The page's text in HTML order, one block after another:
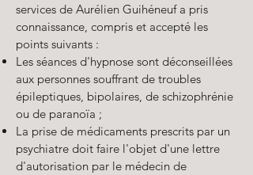
services de Aurélien Guihéneuf a pris
connaissance, compris et accepté les
points suivants :
Les séances d'hypnose sont déconseillées
aux personnes souffrant de troubles
épileptiques, bipolaires, de schizophrénie
ou de paranoïa ;
La prise de médicaments prescrits par un
psychiatre doit faire l'objet d'une lettre
d'autorisation par le médecin de